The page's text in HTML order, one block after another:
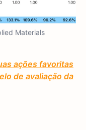
Materials
ações favoritas
de avaliação da